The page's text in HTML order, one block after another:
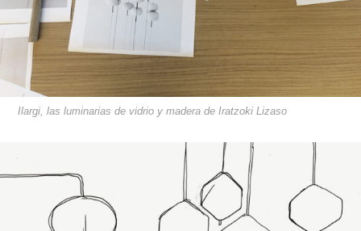
Ilargi, las luminarias de vidrio y madera de Iratzoki Lizaso